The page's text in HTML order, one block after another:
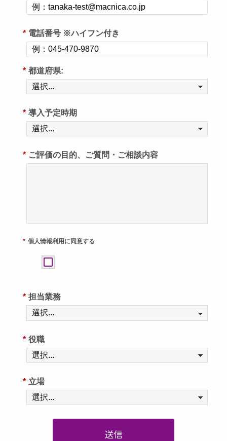
* 電話番号 ※ハイフン付き
* 都道府県:
* 導入予定時期
* ご評価の目的、ご質問・ご相談内容
* 個人情報利用に同意する
* 担当業務
* 役職
* 立場
送信